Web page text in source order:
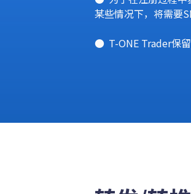
某些情况下，将需要
T-ONE Trader保